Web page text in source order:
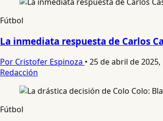
Fútbol
La inmediata respuesta de Carlos
Por Cristofer Espinoza • 25 de abril de 2025,
Redacción
Fútbol